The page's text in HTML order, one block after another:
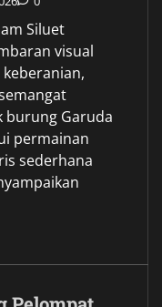
Siluet
visual
burung Garuda
permainan
sederhana